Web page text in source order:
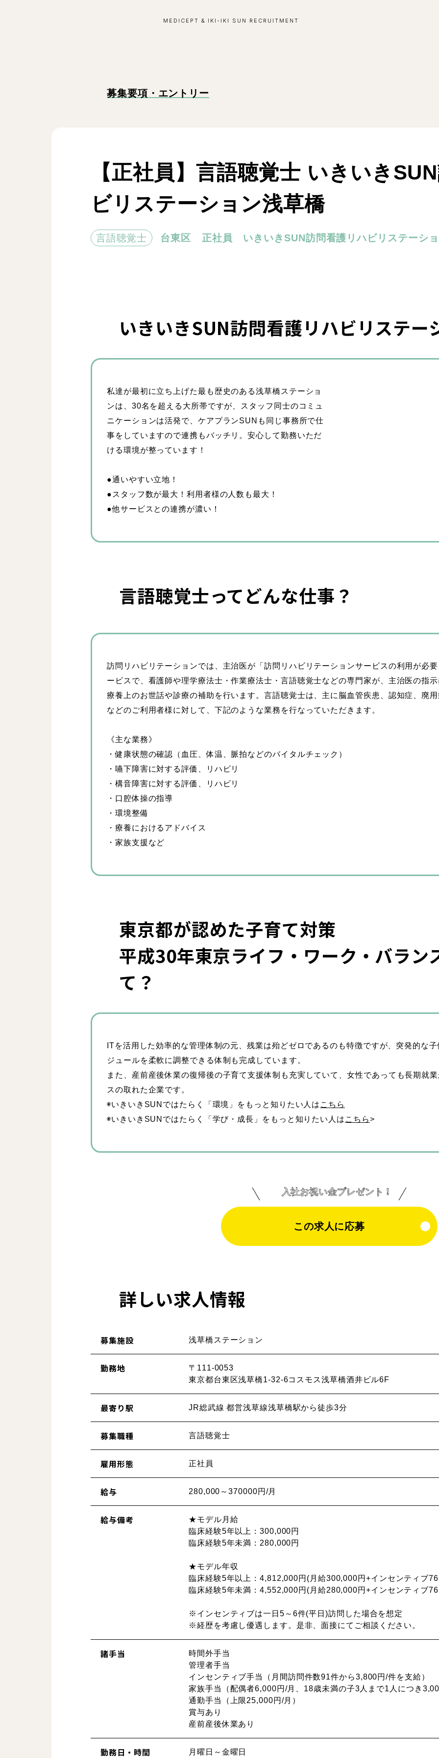
MEDICEPT & IKI-IKI SUN RECRUITMENT
対談インタビュー
看護師
看護師
所長
副所長
理学療法
スタッフブログ お知らせ
ENTRY 公式ライン
募集要項・エントリー
【正社員】言語聴覚士 いきいき
ビリステーション浅草橋
言語聴覚士 台東区 正社員 いきいきSUN訪問看護リハビリステーシ
いきいきSUN訪問看護リハビリステー
私達が最初に立ち上げた最も歴史のある浅草橋ステーショ
ンは、30名を超える大所帯ですが、スタッフ同士のコミュ
ニケーションは活発で、ケアプランSUNも同じ事務所で仕
事をしていますので連携もバッチリ。安心して勤務いただ
ける環境が整っています！
●通いやすい立地！
●スタッフ数が最大！利用者様の人数も最大！
●他サービスとの連携が濃い！
言語聴覚士ってどんな仕事？
訪問リハビリテーションでは、主治医が「訪問リハビリテーションサービスの利用が必
ービスで、看護師や理学療法士・作業療法士・言語聴覚士などの専門家が、主治医の指示
療養上のお世話や診療の補助を行います。言語聴覚士は、主に脳血管疾患、認知症、廃
などのご利用者様に対して、下記のような業務を行なっていただきます。
《主な業務》
・健康状態の確認（血圧、体温、脈拍などのバイタルチェック）
・嚥下障害に対する評価、リハビリ
・構音障害に対する評価、リハビリ
・口腔体操の指導
・環境整備
・療養におけるアドバイス
・家族支援など
東京都が認めた子育て対策
平成30年東京ライフ・ワーク・バラン
て？
ITを活用した効率的な管理体制の元、残業は殆どゼロであるのも特徴ですが、突発的な
ジュールを柔軟に調整できる体制も完成しています。
また、産前産後休業の復帰後の子育て支援体制も充実していて、女性であっても長期就
スの取れた企業です。
◉いきいきSUNではたらく「環境」をもっと知りたい人は こちら
◉いきいきSUNではたらく「学び・成長」をもっと知りたい人は こちら>
入社お祝い金プレゼント！
この求人に応募
詳しい求人情報
募集施設 浅草橋ステーション
勤務地
〒111-0053
東京都台東区浅草橋1-32-6コスモス浅草橋酒井ビル6F
最寄り駅 JR総武線 都営浅草線浅草橋駅から徒歩3分
募集職種 言語聴覚士
雇用形態 正社員
給与 280,000～370000円/月
給与備考
★モデル月給
臨床経験5年以上：300,000円
臨床経験5年未満：280,000円
★モデル年収
臨床経験5年以上：4,812,000円(月給300,000円+インセンティブ
臨床経験5年未満：4,552,000円(月給280,000円+インセンティブ
※インセンティブは一日5～6件(平日)訪問した場合を想定
※経歴を考慮し優遇します。是非、面接にてご相談ください。
諸手当
時間外手当
管理者手当
インセンティブ手当（月間訪問件数91件から3,800円/件を支給）
家族手当（配偶者6,000円/月、18歳未満の子3人まで1人につき
通勤手当（上限25,000円/月）
賞与あり
産前産後休業あり
勤務日・時間 月曜日～金曜日